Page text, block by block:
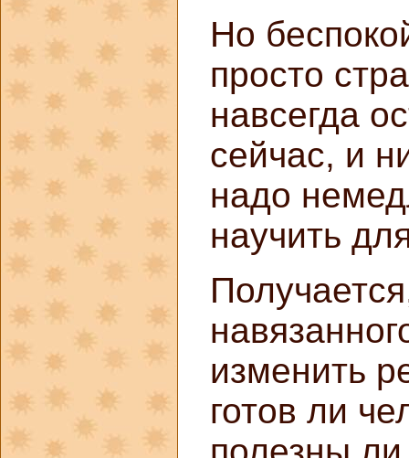
Но
просто
навсегда
сейчас, и
надо
научить
изменить
готов ли